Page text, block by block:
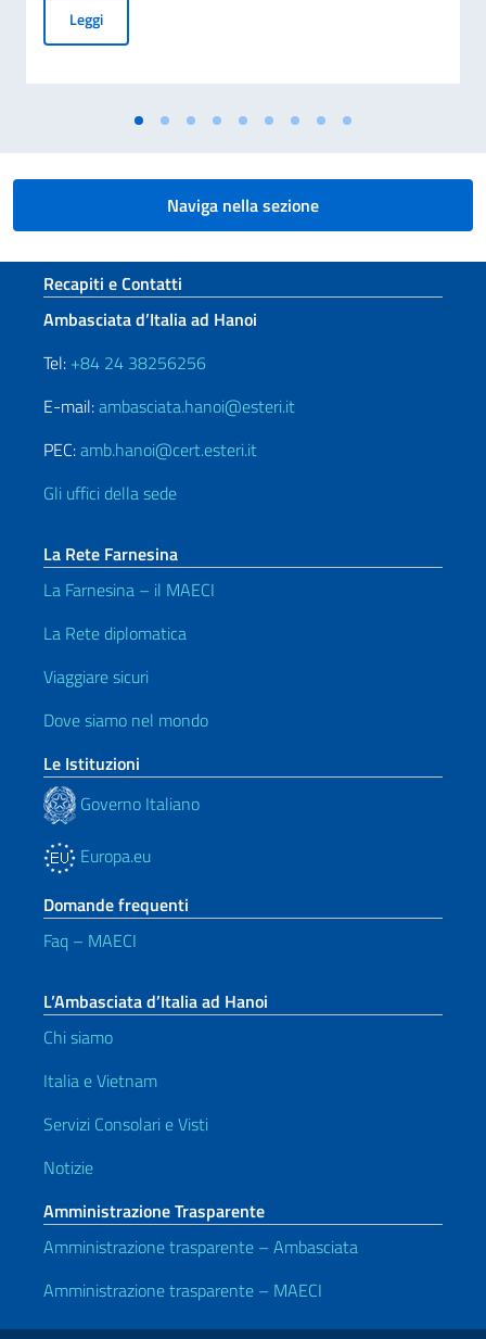
LeggiMessaggio del Vice Presidente del Consiglio e Ministro
Naviga nella sezione
Sezione footer
Recapiti e Contatti
Ambasciata d’Italia ad Hanoi
Tel: +84 24 38256256
E-mail:ambasciata.hanoi@esteri.it
PEC:amb.hanoi@cert.esteri.it
Gli uffici della sede
La Rete Farnesina
La Farnesina – il MAECI
La Rete diplomatica
Viaggiare sicuri
Dove siamo nel mondo
Le Istituzioni
Governo Italiano
Europa.eu
Domande frequenti
Faq – MAECI
L’Ambasciata d’Italia ad Hanoi
Chi siamo
Italia e Vietnam
Servizi Consolari e Visti
Notizie
Amministrazione Trasparente
Amministrazione trasparente – Ambasciata
Amministrazione trasparente – MAECI